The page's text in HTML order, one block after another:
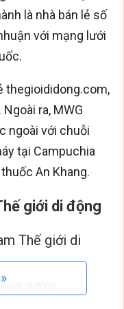
là nhà bán lẻ số
với mạng lưới
thegioididong.com,
ra, MWG
ngoài với chuỗi
tại Campuchia
An Khang.
giới di động
giới di động